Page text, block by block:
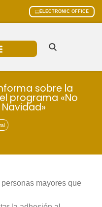
ELECTRONIC OFFICE
sobre la
programa «No
mayores que